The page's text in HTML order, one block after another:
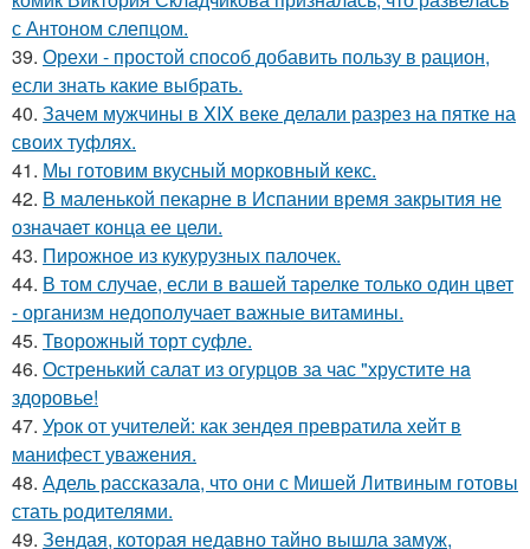
с Антоном слепцом.
39. Орехи - простой способ добавить пользу в рацион,
если знать какие выбрать.
40. Зачем мужчины в XIX веке делали разрез на пятке на
своих туфлях.
41. Мы готовим вкусный морковный кекс.
42. В маленькой пекарне в Испании время закрытия не
означает конца ее цели.
43. Пирожное из кукурузных палочек.
44. В том случае, если в вашей тарелке только один цвет
- организм недополучает важные витамины.
45. Творожный торт суфле.
46. Остренький салат из огурцов за час "хрустите нa
здоровье!
47. Урок от учителей: как зендея превратила хейт в
манифест уважения.
48. Адель рассказала, что они с Мишей Литвиным готовы
стать родителями.
49. Зендая, которая недавно тайно вышла замуж,